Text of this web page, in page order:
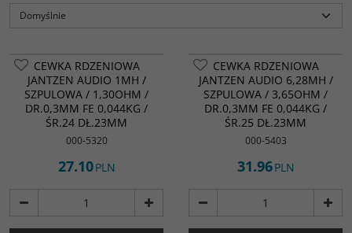
CEWKA RDZENIOWA
JANTZEN AUDIO 1MH /
SZPULOWA / 1,30OHM /
DR.0,3MM FE 0,044KG /
ŚR.24 DŁ.23MM
000-5320
27.10PLN
CEWKA RDZENIOWA
JANTZEN AUDIO 6,28MH /
SZPULOWA / 3,65OHM /
DR.0,3MM FE 0,044KG /
ŚR.25 DŁ.23MM
000-5403
31.96PLN